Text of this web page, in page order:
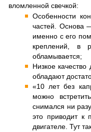
вломленной свечкой:
Особенности
частей. Основа
именно с его
креплений, в
обламывается;
Низкое
обладают
«10 лет без
можно
снимался ни
это приводит к
двигателе. Тут